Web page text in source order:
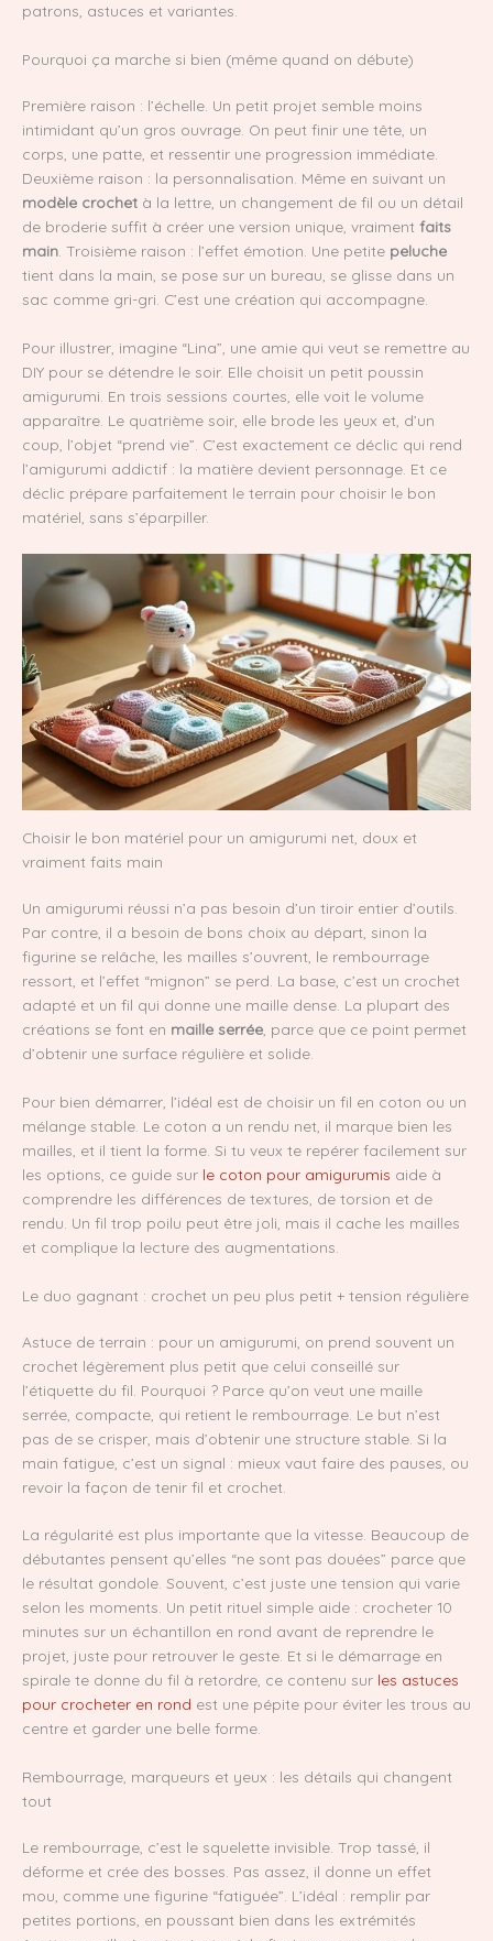
patrons, astuces et variantes.
Pourquoi ça marche si bien (même quand on débute)
Première raison : l’échelle. Un petit projet semble moins
intimidant qu’un gros ouvrage. On peut finir une tête, un
corps, une patte, et ressentir une progression immédiate.
Deuxième raison : la personnalisation. Même en suivant un
modèle crochet à la lettre, un changement de fil ou un détail
de broderie suffit à créer une version unique, vraiment faits
main . Troisième raison : l’effet émotion. Une petite peluche
tient dans la main, se pose sur un bureau, se glisse dans un
sac comme gri-gri. C’est une création qui accompagne.
Pour illustrer, imagine “Lina”, une amie qui veut se remettre au
DIY pour se détendre le soir. Elle choisit un petit poussin
amigurumi. En trois sessions courtes, elle voit le volume
apparaître. Le quatrième soir, elle brode les yeux et, d’un
coup, l’objet “prend vie”. C’est exactement ce déclic qui rend
l’amigurumi addictif : la matière devient personnage. Et ce
déclic prépare parfaitement le terrain pour choisir le bon
matériel, sans s’éparpiller.
Choisir le bon matériel pour un amigurumi net, doux et
vraiment faits main
Un amigurumi réussi n’a pas besoin d’un tiroir entier d’outils.
Par contre, il a besoin de bons choix au départ, sinon la
figurine se relâche, les mailles s’ouvrent, le rembourrage
ressort, et l’effet “mignon” se perd. La base, c’est un crochet
adapté et un fil qui donne une maille dense. La plupart des
créations se font en maille serrée , parce que ce point permet
d’obtenir une surface régulière et solide.
Pour bien démarrer, l’idéal est de choisir un fil en coton ou un
mélange stable. Le coton a un rendu net, il marque bien les
mailles, et il tient la forme. Si tu veux te repérer facilement sur
les options, ce guide sur le coton pour amigurumis aide à
comprendre les différences de textures, de torsion et de
rendu. Un fil trop poilu peut être joli, mais il cache les mailles
et complique la lecture des augmentations.
Le duo gagnant : crochet un peu plus petit + tension régulière
Astuce de terrain : pour un amigurumi, on prend souvent un
crochet légèrement plus petit que celui conseillé sur
l’étiquette du fil. Pourquoi ? Parce qu’on veut une maille
serrée, compacte, qui retient le rembourrage. Le but n’est
pas de se crisper, mais d’obtenir une structure stable. Si la
main fatigue, c’est un signal : mieux vaut faire des pauses, ou
revoir la façon de tenir fil et crochet.
La régularité est plus importante que la vitesse. Beaucoup de
débutantes pensent qu’elles “ne sont pas douées” parce que
le résultat gondole. Souvent, c’est juste une tension qui varie
selon les moments. Un petit rituel simple aide : crocheter 10
minutes sur un échantillon en rond avant de reprendre le
projet, juste pour retrouver le geste. Et si le démarrage en
spirale te donne du fil à retordre, ce contenu sur les astuces
pour crocheter en rond est une pépite pour éviter les trous au
centre et garder une belle forme.
Rembourrage, marqueurs et yeux : les détails qui changent
tout
Le rembourrage, c’est le squelette invisible. Trop tassé, il
déforme et crée des bosses. Pas assez, il donne un effet
mou, comme une figurine “fatiguée”. L’idéal : remplir par
petites portions, en poussant bien dans les extrémités